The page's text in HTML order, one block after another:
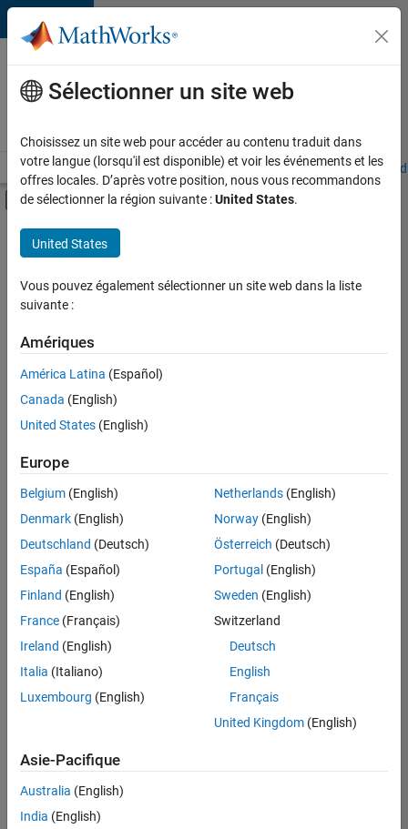
Passer au contenu
Votre
carrière
chez
Accueil Explorer nos opportunités Adresses de nos bureaux
Activer/désactiver l'affichage du menu
Contenu principal
FILTRER PAR
Programme destiné aux nouvelles carrières (EDG)
Ingénierie des versions
Applications et services web
Actuellement,
aucune
offre
d'emploi
correspondant
à vos
critères
de
recherche.
Vous
pouvez
élargir
votre
recherche
ou
afficher
l’ensemble
d'emploi.
malgré
tout
Sélectionner un site web
Choisissez un site web pour accéder au contenu traduit dans
votre langue (lorsqu'il est disponible) et voir les événements et les
offres locales. D’après votre position, nous vous recommandons
de sélectionner la région suivante :United States.
United States
Vous pouvez également sélectionner un site web dans la liste
suivante :
Amériques
América Latina (Español)
Canada (English)
United States (English)
Europe
Belgium (English)
Denmark (English)
Deutschland (Deutsch)
España (Español)
Finland (English)
France (Français)
Ireland (English)
Italia (Italiano)
Luxembourg (English)
Netherlands(English)
Norway(English)
Österreich (Deutsch)
Portugal (English)
Sweden (English)
Switzerland
Deutsch
English
Français
United Kingdom(English)
Asie-Pacifique
Australia (English)
India (English)